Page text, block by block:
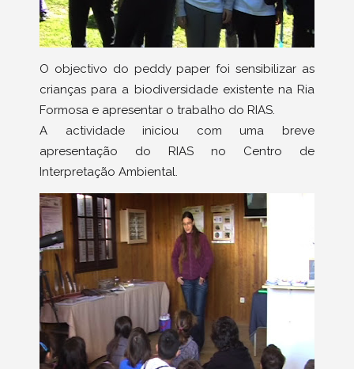
O objectivo do peddy paper foi sensibilizar as
crianças para a biodiversidade existente na Ria
Formosa e apresentar o trabalho do RIAS.
A actividade iniciou com uma breve
apresentação do RIAS no Centro de
Interpretação Ambiental.